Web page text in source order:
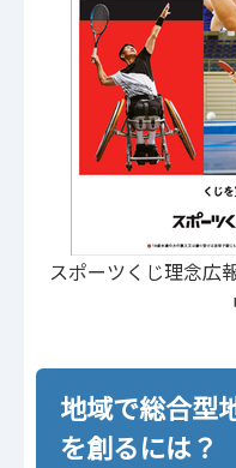
スポーツくじ理念広
地域で総合型
を創るには？